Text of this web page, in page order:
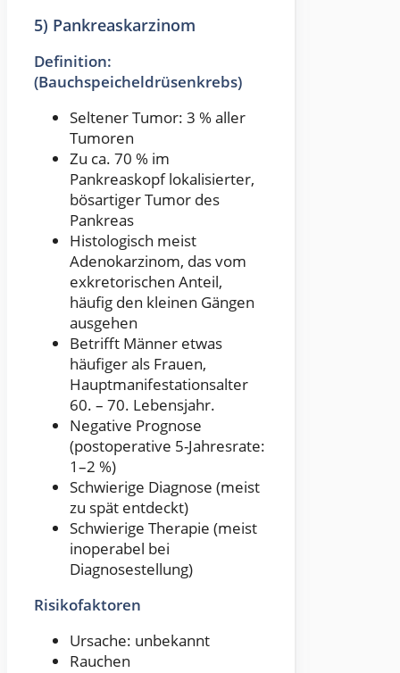
5) Pankreaskarzinom
Definition:
(Bauchspeicheldrüsenkrebs)
Seltener Tumor: 3 % aller
Tumoren
Zu ca. 70 % im
Pankreaskopf lokalisierter,
bösartiger Tumor des
Pankreas
Histologisch meist
Adenokarzinom, das vom
exkretorischen Anteil,
häufig den kleinen Gängen
ausgehen
Betrifft Männer etwas
häufiger als Frauen,
Hauptmanifestationsalter
60. – 70. Lebensjahr.
Negative Prognose
(postoperative 5-Jahresrate:
1–2 %)
Schwierige Diagnose (meist
zu spät entdeckt)
Schwierige Therapie (meist
inoperabel bei
Diagnosestellung)
Risikofaktoren
Ursache: unbekannt
Rauchen